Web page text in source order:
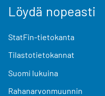
Löydä nopeasti
StatFin-tietokanta
Tilastotietokannat
Suomi lukuina
Rahanarvonmuunnin